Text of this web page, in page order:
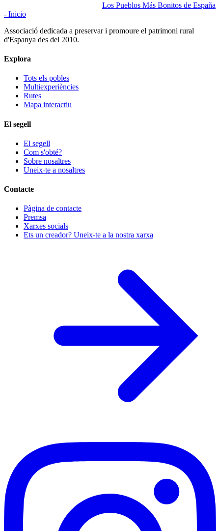
Los Pueblos Más Bonitos de España
- Inicio
Associació dedicada a preservar i promoure el patrimoni rural
d'Espanya des del 2010.
Explora
Tots els pobles
Multiexperiències
Rutes
Mapa interactiu
El segell
El segell
Com s'obté?
Sobre nosaltres
Uneix-te a nosaltres
Contacte
Pàgina de contacte
Premsa
Xarxes socials
Ets un creador? Uneix-te a la nostra xarxa